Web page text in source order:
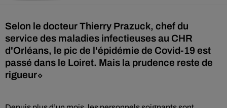
Selon le docteur Thierry Prazuck, chef du
service des maladies infectieuses au CHR
d'Orléans, le pic de l'épidémie de Covid-19 est
passé dans le Loiret. Mais la prudence reste de
rigueur⬦